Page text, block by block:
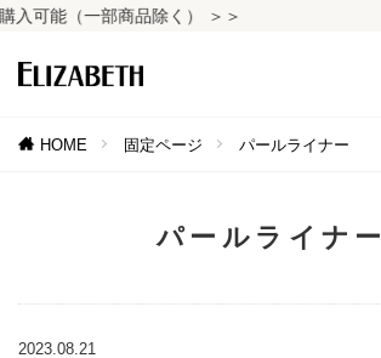
可能（一部商品除く） ＞＞
HOME 固定ページ パールライナー
パールライナー
2023.08.21